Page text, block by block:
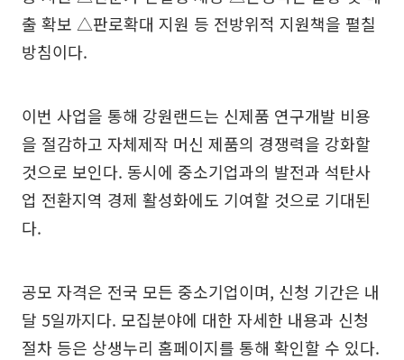
출 확보 △판로확대 지원 등 전방위적 지원책을 펼칠
방침이다.
이번 사업을 통해 강원랜드는 신제품 연구개발 비용
을 절감하고 자체제작 머신 제품의 경쟁력을 강화할
것으로 보인다. 동시에 중소기업과의 발전과 석탄사
업 전환지역 경제 활성화에도 기여할 것으로 기대된
다.
공모 자격은 전국 모든 중소기업이며, 신청 기간은 내
달 5일까지다. 모집분야에 대한 자세한 내용과 신청
절차 등은 상생누리 홈페이지를 통해 확인할 수 있다.